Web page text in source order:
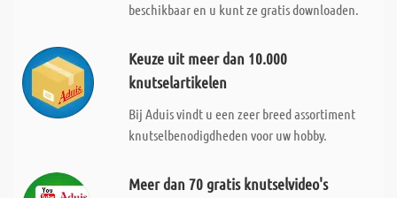
beschikbaar en u kunt ze gratis downloaden.
Keuze uit meer dan 10.000
knutselartikelen
Bij Aduis vindt u een zeer breed assortiment
knutselbenodigdheden voor uw hobby.
Meer dan 70 gratis knutselvideo's